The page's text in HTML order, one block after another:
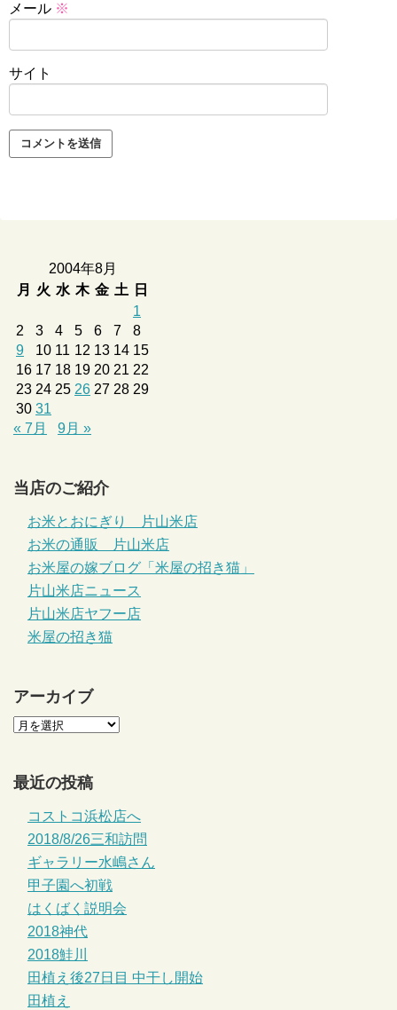
メール ※
サイト
2004年8月
月
火 水 木 金 土
日
1
2
3 4 5 6 7
8
9
10 11 12 13 14 15
16 17 18 19 20 21 22
23 24 25 26 27 28 29
30 31
« 7月
9月 »
当店のご紹介
お米とおにぎり 片山米店
お米の通販 片山米店
お米屋の嫁ブログ「米屋の招き猫」
片山米店ニュース
片山米店ヤフー店
米屋の招き猫
アーカイブ
最近の投稿
コストコ浜松店へ
2018/8/26三和訪問
ギャラリー水嶋さん
甲子園へ初戦
はくばく説明会
2018神代
2018鮭川
田植え後27日目 中干し開始
田植え